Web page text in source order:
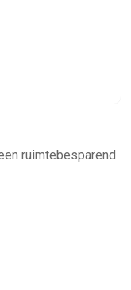
ruimtebesparend